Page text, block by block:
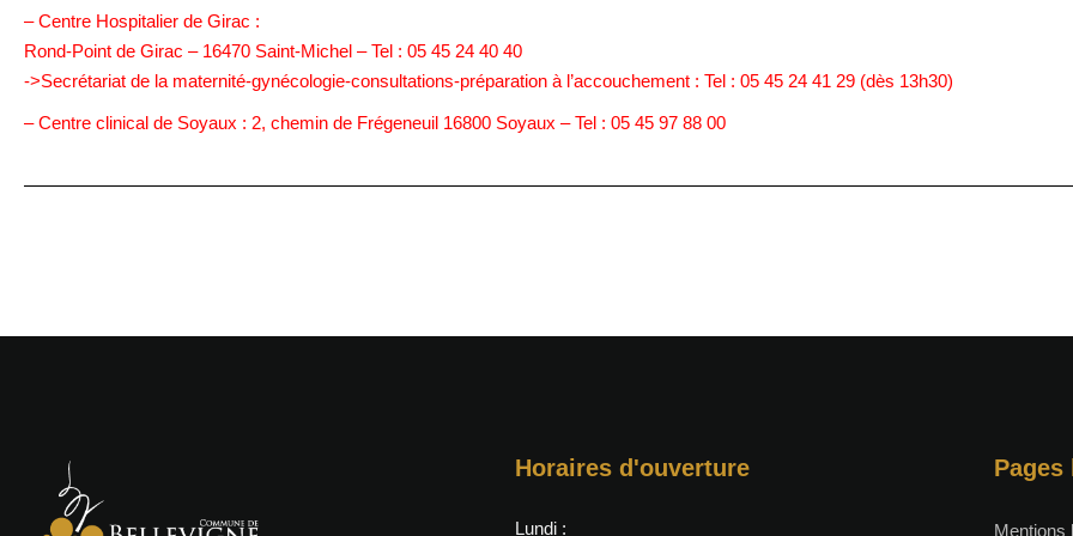
– Centre Hospitalier de Girac :
Rond-Point de Girac – 16470 Saint-Michel – Tel : 05 45 24 40 40
->Secrétariat de la maternité-gynécologie-consultations-préparation à l’accouchement : Tel : 05 45 24 41 29 (dès 13h30)
– Centre clinical de Soyaux : 2, chemin de Frégeneuil 16800 Soyaux – Tel : 05 45 97 88 00
Horaires d'ouverture
Lundi :
Pages
Mentions